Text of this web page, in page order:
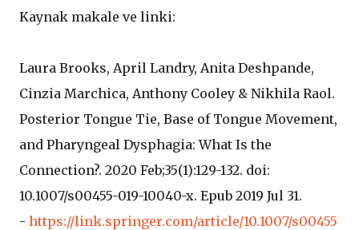
Kaynak makale ve linki:
Laura Brooks, April Landry, Anita Deshpande,
Cinzia Marchica, Anthony Cooley & Nikhila Raol.
Posterior Tongue Tie, Base of Tongue Movement,
and Pharyngeal Dysphagia: What Is the
Connection?. 2020 Feb;35(1):129-132. doi:
10.1007/s00455-019-10040-x. Epub 2019 Jul 31.
- https://link.springer.com/article/10.1007/s00455